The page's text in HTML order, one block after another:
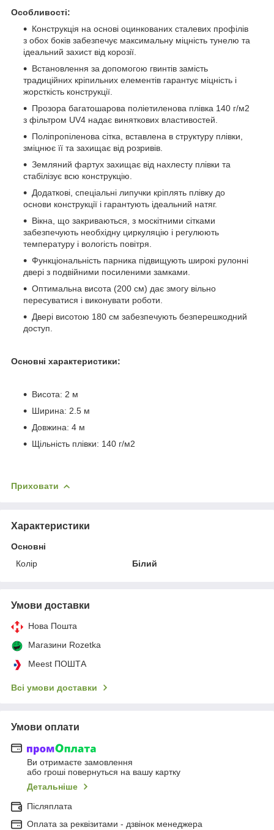
Особливості:
Конструкція на основі оцинкованих сталевих профілів
з обох боків забезпечує максимальну міцність тунелю та
ідеальний захист від корозії.
Встановлення за допомогою гвинтів замість
традиційних кріпильних елементів гарантує міцність і
жорсткість конструкції.
Прозора багатошарова поліетиленова плівка 140 г/м2
з фільтром UV4 надає виняткових властивостей.
Поліпропіленова сітка, вставлена в структуру плівки,
зміцнює її та захищає від розривів.
Земляний фартух захищає від нахлесту плівки та
стабілізує всю конструкцію.
Додаткові, спеціальні липучки кріплять плівку до
основи конструкції і гарантують ідеальний натяг.
Вікна, що закриваються, з москітними сітками
забезпечують необхідну циркуляцію і регулюють
температуру і вологість повітря.
Функціональність парника підвищують широкі рулонні
двері з подвійними посиленими замками.
Оптимальна висота (200 см) дає змогу вільно
пересуватися і виконувати роботи.
Двері висотою 180 см забезпечують безперешкодний
доступ.
Основні характеристики:
Висота: 2 м
Ширина: 2.5 м
Довжина: 4 м
Щільність плівки: 140 г/м2
Приховати
Характеристики
Основні
Колір
Білий
Умови доставки
Нова Пошта
Магазини Rozetka
Meest ПОШТА
Всі умови доставки
Умови оплати
Ви отримаєте замовлення
або гроші повернуться на вашу картку
Детальніше
Післяплата
Оплата за реквізитами - дзвінок менеджера